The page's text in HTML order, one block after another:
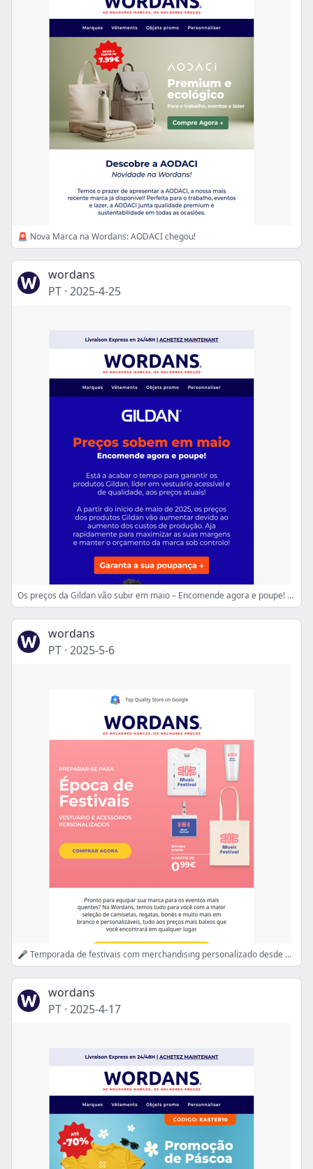
🚨 Nova Marca na Wordans: AODACI chegou!
wordans
PT · 2025-4-25
Os preços da Gildan vão subir em maio – Encomende agora e poupe! 💰
wordans
PT · 2025-5-6
🎤 Temporada de festivais com merchandising personalizado desde 0,99 €!
wordans
PT · 2025-4-17